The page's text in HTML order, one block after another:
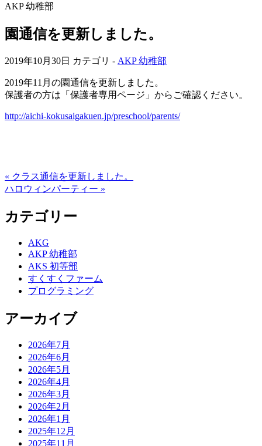
AKP 幼稚部
園通信を更新しました。
2019年10月30日 カテゴリ - AKP 幼稚部
2019年11月の園通信を更新しました。
保護者の方は「保護者専用ページ」からご確認ください。
http://aichi-kokusaigakuen.jp/preschool/parents/
« クラス通信を更新しました。
ハロウィンパーティー »
カテゴリー
AKG
AKP 幼稚部
AKS 初等部
すくすくファーム
プログラミング
アーカイブ
2026年7月
2026年6月
2026年5月
2026年4月
2026年3月
2026年2月
2026年1月
2025年12月
2025年11月